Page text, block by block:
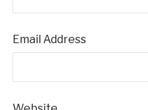
Email Address